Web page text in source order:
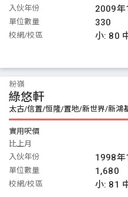
入伙年份
2009年
單位數量 330
校網/校區 小: 80
粉嶺
綠悠軒
太古/信置/恒隆/置地/新世界/新鴻
實用呎價
比上月
入伙年份
1998年
單位數量 1,680
校網/校區 小: 81